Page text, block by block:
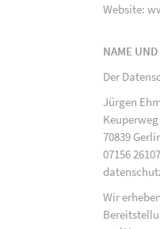
Website:
NAME
Der
Jürgen
70839
07156 26107
Wir